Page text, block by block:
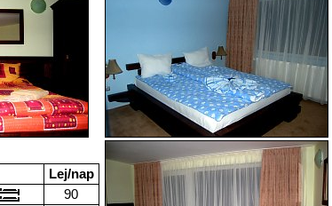
Lej/nap
90